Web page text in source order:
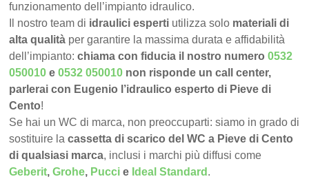
funzionamento dell’impianto idraulico.
Il nostro team di idraulici esperti utilizza solo materiali di
alta qualità per garantire la massima durata e affidabilità
dell’impianto:chiama con fiducia il nostro numero0532
050010 e0532 050010 non risponde un call center,
parlerai con Eugenio l’idraulico esperto di Pieve di
Cento!
Se hai un WC di marca, non preoccuparti: siamo in grado di
sostituire lacassetta di scarico del WC a Pieve di Cento
di qualsiasi marca, inclusi i marchi più diffusi come
Geberit,Grohe, Pucci e Ideal Standard .